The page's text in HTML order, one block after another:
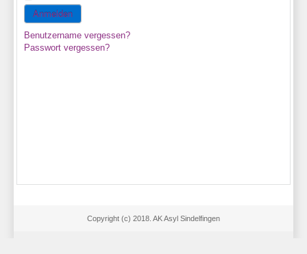
Anmelden
Benutzername vergessen?
Passwort vergessen?
Copyright (c) 2018. AK Asyl Sindelfingen